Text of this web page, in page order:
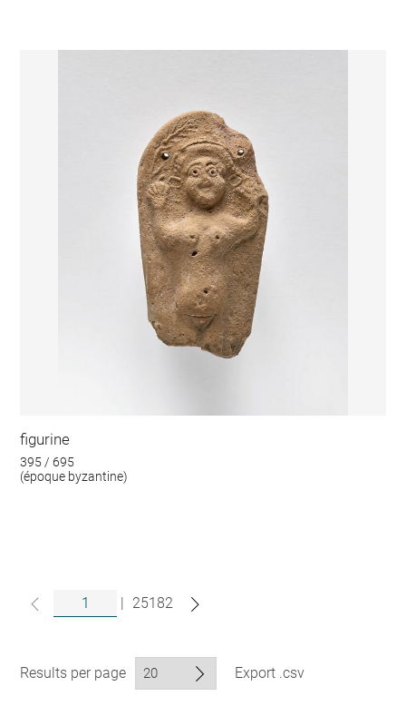
figurine
395 / 695
(époque byzantine)
| 25182
Results per page Export .csv